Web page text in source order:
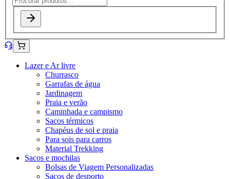
Lazer e Ar livre
Churrasco
Garrafas de água
Jardinagem
Praia e verão
Caminhada e campismo
Sacos térmicos
Chapéus de sol e praia
Para sois para carros
Material Trekking
Sacos e mochilas
Bolsas de Viagem Personalizadas
Sacos de desporto